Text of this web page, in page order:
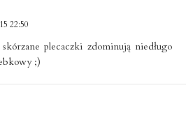
22:50
plecaczki zdominują niedługo
;)